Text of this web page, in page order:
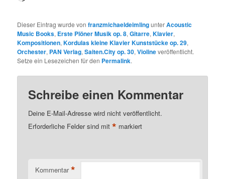
Dieser Eintrag wurde vonfranzmichaeldeimlingunterAcoustic
Music Books, Erste Plöner Musik op. 8,Gitarre,Klavier,
Kompositionen,Kordulas kleine Klavier Kunststücke op. 29,
Orchester, PAN Verlag,Saiten.City op. 30,Violineveröffentlicht.
Setze ein Lesezeichen für den Permalink.
Schreibe einen Kommentar
Deine E-Mail-Adresse wird nicht veröffentlicht.
Erforderliche Felder sind mit* markiert
Kommentar *